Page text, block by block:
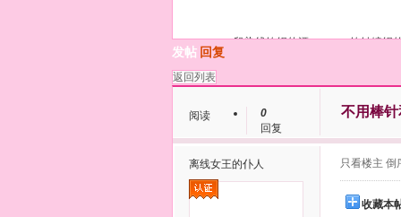
段染线钩织的漂 钩针编织
发帖 回复
返回列表
阅读
0
回复
不用棒
离线女王的仆人 只看楼主 倒
收藏本